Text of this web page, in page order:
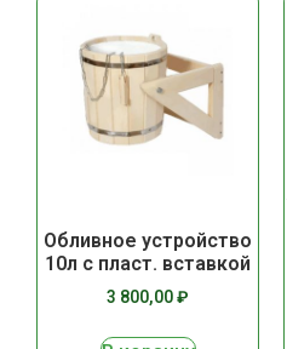
Обливное устройство
10л с пласт. вставкой
3 800,00₽